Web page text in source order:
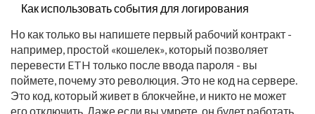
Как использовать события для логирования
Но как только вы напишете первый рабочий контракт -
например, простой «кошелек», который позволяет
перевести ETH только после ввода пароля - вы
поймете, почему это революция. Это не код на сервере.
Это код, который живет в блокчейне, и никто не может
его отключить. Даже если вы умрете, он будет работать.